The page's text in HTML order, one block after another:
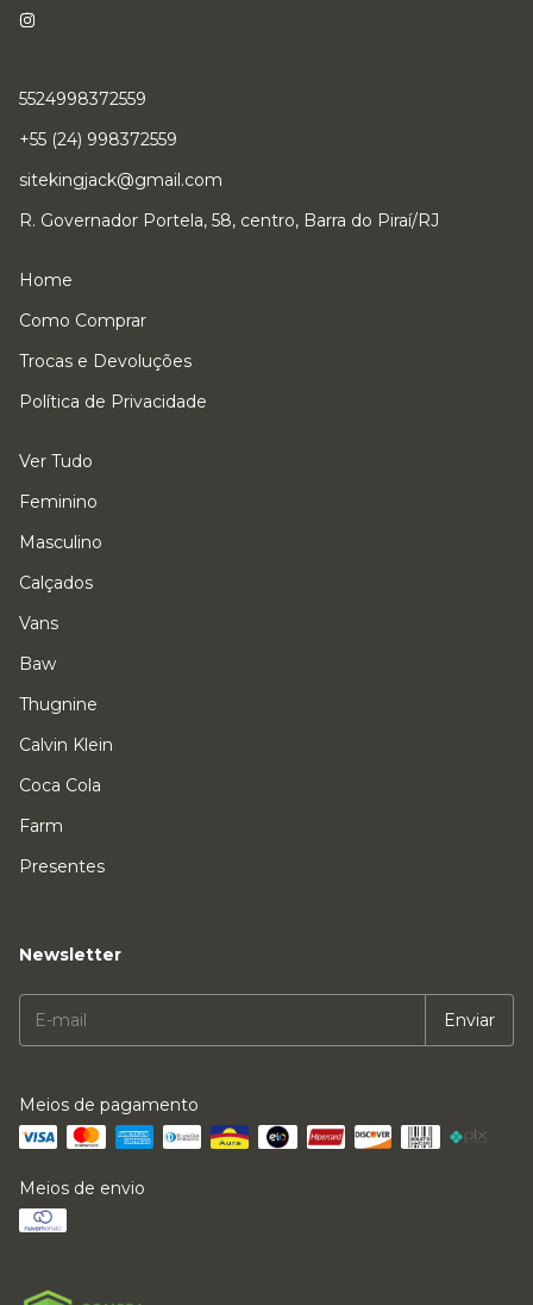
5524998372559
+55 (24) 998372559
sitekingjack@gmail.com
R. Governador Portela, 58, centro, Barra do Piraí/RJ
Home
Como Comprar
Trocas e Devoluções
Política de Privacidade
Ver Tudo
Feminino
Masculino
Calçados
Vans
Baw
Thugnine
Calvin Klein
Coca Cola
Farm
Presentes
Newsletter
Meios de pagamento
Meios de envio